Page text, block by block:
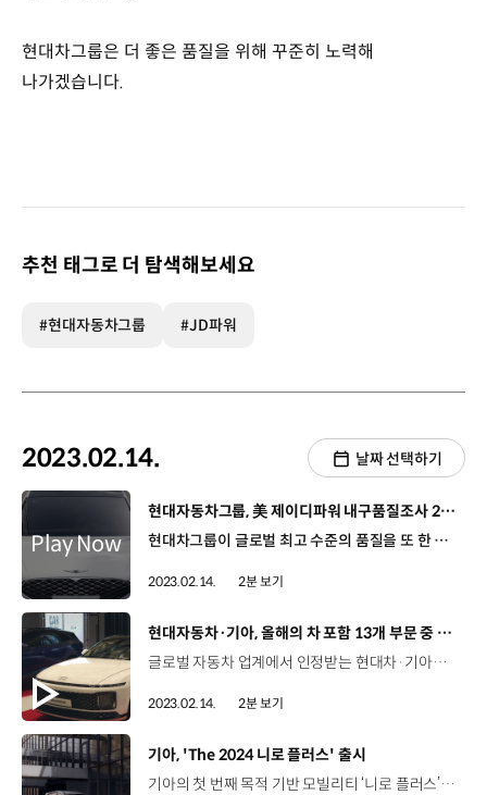
현대차그룹은 더 좋은 품질을 위해 꾸준히 노력해
나가겠습니다.
추천 태그로 더 탐색해보세요
#현대자동차그룹 #JD파워
2023.02.14. 날짜 선택하기
[동영상]
현대자동차그룹, 美 제이디파워 내구품질조사 2년 연속 1위 달성
현대차그룹이 글로벌 최고 수준의 품질을 또 한 번 인정받았습니다! '제이디파워의 내구품질조사'는 자동차 분야 소비자 만족도 조사에서 세계적인 권위를 자랑하는데요. 2023년 조사에서 현대차그룹은 고급 브랜드를 포함한 전체 31개 브랜드 중 2위에 제네시스, 3위에 기아, 8위에 현대차가 이름을 올리며 독일, 미국, 일본의 유명 자동차그룹을 제치고 2년 연속 1위에 올랐습니다. 특히, 기아는 3년 연속 일반 브랜드 1위에 오르며 '최우수 일반 브랜드상'을 수상했고요. 제네시스는 고급 브랜드 2위, 현대차는 일반 브랜드 6위를 차지했습니다. 차급별 평가에서는 기아 K3, K5, 스포티지가 각 부문 ‘최우수 품질상’을 또 현대차 아반떼/싼타페, 기아 쏘렌토/카니발은 우수 품질상을 받았는데요. 품질향상에 대한 전 부문의 끊임없는 노력을 인정받아 더 기쁜 이번 수상 소식! 현대차그룹은 더 좋은 품질을 위해 꾸준히 노력해 나가겠습니다.
2023.02.14. 2분 보기
[동영상]
현대자동차·기아, 올해의 차 포함 13개 부문 중 당사 4개 수상
글로벌 자동차 업계에서 인정받는 현대차·기아가 대한민국 자동차 전문기자들에게도 뛰어난 상품성을 인정받았습니다! 지난 2월 9일 열린 한국자동차전문기자협회의 올해의 차 시상식에서 현대차 그랜저 하이브리드가 '올해의 차'에 선정된 건데요! 2022년 한 해 출시된 신차 중 1차 평가를 통해 후보 33대를 추려내고, 이후 디자인, 퍼포먼스, 편의 및 안전, 경제성 등 22개 항목의 실차 테스트를 거쳐 대한민국 최고의 차 자리에 오른 그랜저 하이브리드! 특히나 하이브리드 자동차가 '올해의 차'에 선정된 것은 이번이 처음이라는 점에서 그 의미가 남다른데요. 또한 그랜저 하이브리드는 '올해의 하이브리드 세단' 부문까지, 무려 2관왕을 차지하며 수상 행진을 이어갔습니다. '올해의 내연기관 세단'에는 현대차 그랜저가 '올해의 퍼포먼스'에는 기아 EV6 GT가 이름을 올리며 현대차그룹은 13개 부문 중 4개의 상을 받았습니다.
2023.02.14. 2분 보기
[동영상]
기아, 'The 2024 니로 플러스' 출시
기아의 첫 번째 목적 기반 모빌리티 ‘니로 플러스’의 연식 변경 모델 'The 2024 니로 플러스'가 출시됐습니다! 기존의 1세대 니로 EV를 기반으로 개발된 니로 플러스는 지난해 5월 말 출시와 함께 기아의 본격적인 PBV 사업의 출발을 알린 모델인데요. 이번 ‘The 2024 니로 플러스’는 니로 플러스를 구매한 고객의 의견을 적극 반영해 일부 사양을 기본화하고 신규 사양을 추가한 것이 특징입니다. 특히 택시 모델과 업무용 전 모델에 크루즈 컨트롤, 전자식 룸미러, 하이패스 자동결제 시스템 등 주행 편의성을 높여줄 사양을 기본 적용했는데요. 또한 택시 모델은 승·하차가 잦다는 점을 고려해 2열 열선 시트에 20분 후 자동 꺼짐 기능을, 업무용 모델은 2열 센터 암레스트와 동승석 세이프티 파워윈도우를 추가했습니다. 이에 따라 불필요한 전력 소모를 줄이고 다양한 상황에서의 사용 편의성을 높일 수 있겠죠. 지난해 6월 첫 출고된 이래 6개월 동안 약 4천 700대가 판매되며 큰 사랑을 받고 있는 니로 플러스! 앞으로도 기아는 고객의 목소리에 귀 기울이며 PBV 시장을 이끌어나갈 수 있도록 노력하겠습니다!